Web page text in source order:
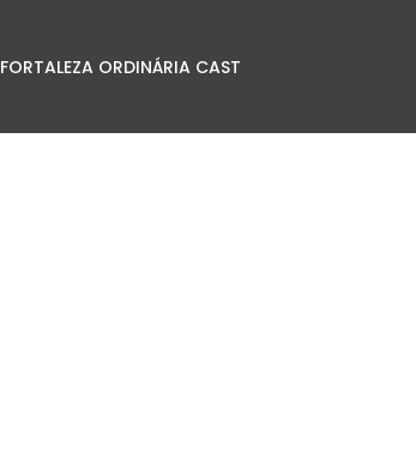
FORTALEZA ORDINÁRIA CAST